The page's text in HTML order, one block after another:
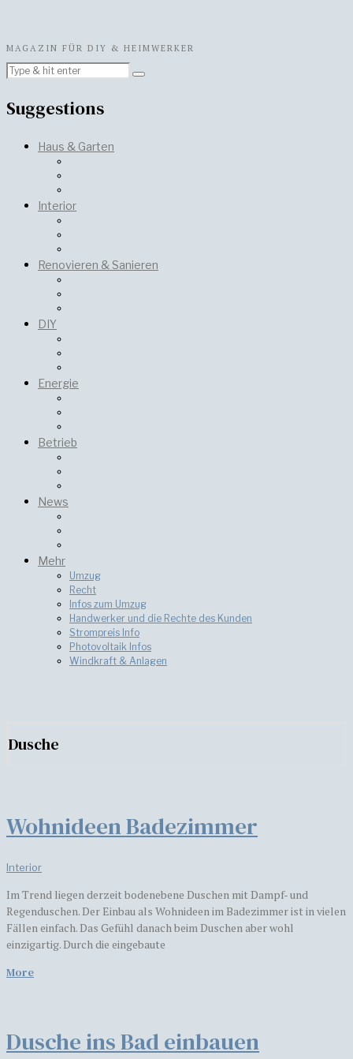
MAGAZIN FÜR DIY & HEIMWERKER
Suggestions
Haus & Garten
Interior
Renovieren & Sanieren
DIY
Energie
Betrieb
News
Mehr
Umzug
Recht
Infos zum Umzug
Handwerker und die Rechte des Kunden
Strompreis Info
Photovoltaik Infos
Windkraft & Anlagen
Dusche
Wohnideen Badezimmer
Interior
Im Trend liegen derzeit bodenebene Duschen mit Dampf- und
Regenduschen. Der Einbau als Wohnideen im Badezimmer ist in vielen
Fällen einfach. Das Gefühl danach beim Duschen aber wohl
einzigartig. Durch die eingebaute
More
Dusche ins Bad einbauen